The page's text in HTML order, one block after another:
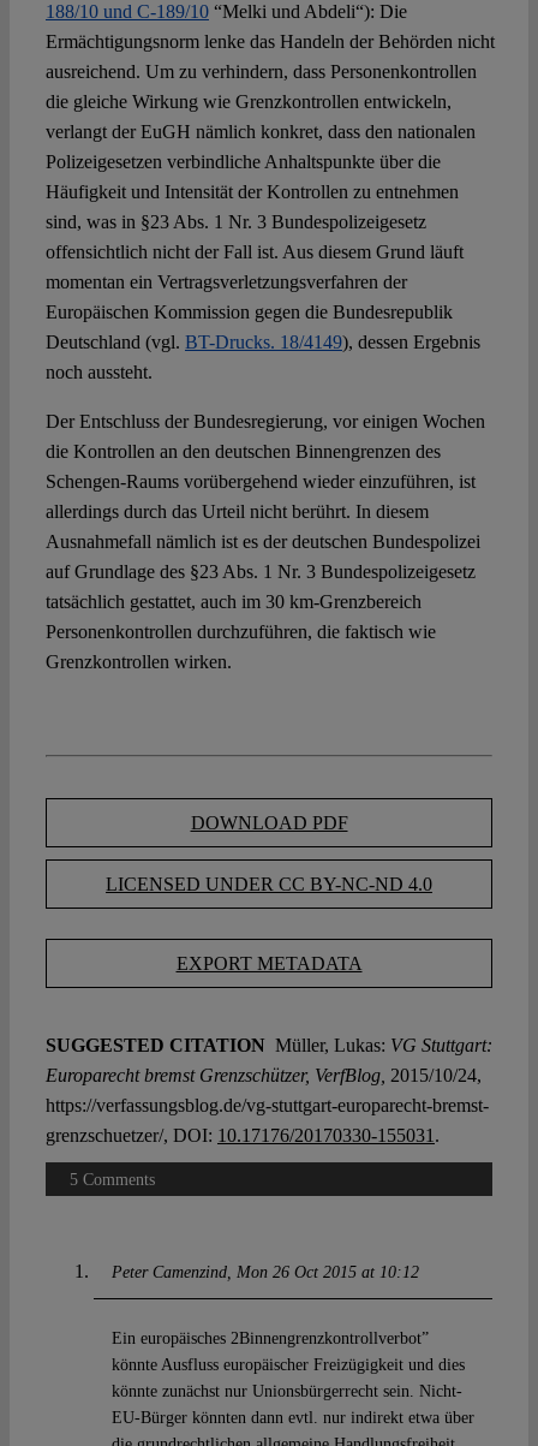
188/10 und C-189/10“Melki und Abdeli“): Die
Ermächtigungsnorm lenke das Handeln der Behörden nicht
ausreichend. Um zu verhindern, dass Personenkontrollen
die gleiche Wirkung wie Grenzkontrollen entwickeln,
verlangt der EuGH nämlich konkret, dass den nationalen
Polizeigesetzen verbindliche Anhaltspunkte über die
Häufigkeit und Intensität der Kontrollen zu entnehmen
sind, was in §23 Abs. 1 Nr. 3 Bundespolizeigesetz
offensichtlich nicht der Fall ist. Aus diesem Grund läuft
momentan ein Vertragsverletzungsverfahren der
Europäischen Kommission gegen die Bundesrepublik
Deutschland (vgl. BT-Drucks. 18/4149), dessen Ergebnis
noch aussteht.
Der Entschluss der Bundesregierung, vor einigen Wochen
die Kontrollen an den deutschen Binnengrenzen des
Schengen-Raums vorübergehend wieder einzuführen, ist
allerdings durch das Urteil nicht berührt. In diesem
Ausnahmefall nämlich ist es der deutschen Bundespolizei
auf Grundlage des §23 Abs. 1 Nr. 3 Bundespolizeigesetz
tatsächlich gestattet, auch im 30 km-Grenzbereich
Personenkontrollen durchzuführen, die faktisch wie
Grenzkontrollen wirken.
DOWNLOAD PDF
LICENSED UNDER CC BY-NC-ND 4.0
EXPORT METADATA
SUGGESTED CITATION Müller, Lukas: VG Stuttgart:
Europarecht bremst Grenzschützer, VerfBlog, 2015/10/24,
https://verfassungsblog.de/vg-stuttgart-europarecht-bremst-
grenzschuetzer/, DOI: 10.17176/20170330-155031 .
5 Comments
Peter Camenzind Mon 26 Oct 2015 at 10:12
Ein europäisches 2Binnengrenzkontrollverbot”
könnte Ausfluss europäischer Freizügigkeit und dies
könnte zunächst nur Unionsbürgerrecht sein. Nicht-
EU-Bürger könnten dann evtl. nur indirekt etwa über